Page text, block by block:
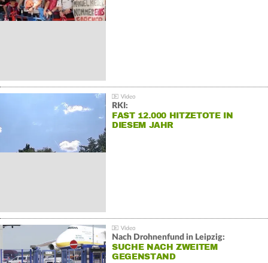
RKI:
FAST 12.000 HITZETOTE IN
DIESEM JAHR
Nach Drohnenfund in Leipzig:
SUCHE NACH ZWEITEM
GEGENSTAND